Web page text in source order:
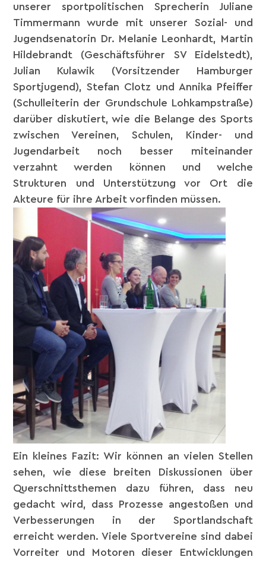
unserer sportpolitischen Sprecherin Juliane
Timmermann wurde mit unserer Sozial- und
Jugendsenatorin Dr. Melanie Leonhardt, Martin
Hildebrandt (Geschäftsführer SV Eidelstedt),
Julian Kulawik (Vorsitzender Hamburger
Sportjugend), Stefan Clotz und Annika Pfeiffer
(Schulleiterin der Grundschule Lohkampstraße)
darüber diskutiert, wie die Belange des Sports
zwischen Vereinen, Schulen, Kinder- und
Jugendarbeit noch besser miteinander
verzahnt werden können und welche
Strukturen und Unterstützung vor Ort die
Akteure für ihre Arbeit vorfinden müssen.
Ein kleines Fazit: Wir können an vielen Stellen
sehen, wie diese breiten Diskussionen über
Querschnittsthemen dazu führen, dass neu
gedacht wird, dass Prozesse angestoßen und
Verbesserungen in der Sportlandschaft
erreicht werden. Viele Sportvereine sind dabei
Vorreiter und Motoren dieser Entwicklungen